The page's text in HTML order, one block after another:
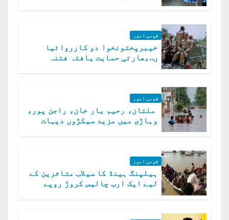
قومی امور
خیبرپختونخوا دو کارروائیا
ں..بھارتی حمایت یافتہ فتنہ
قومی امور
ملتان، رحیم یار خان، راجن پور،
وہاڑی میں مزید سیکڑوں دیہات
قومی امور
ہیلپنگ ہینڈ کا سیلاب متاثرین کے
لیے ایک ارب چالیس کروڑ روپے